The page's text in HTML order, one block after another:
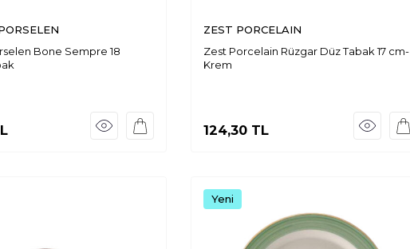
Bone Sempre 18
ZEST PORCELAIN
Zest Porcelain Rüzgar Düz Tabak 17 cm-
Krem
124,30 TL
Yeni